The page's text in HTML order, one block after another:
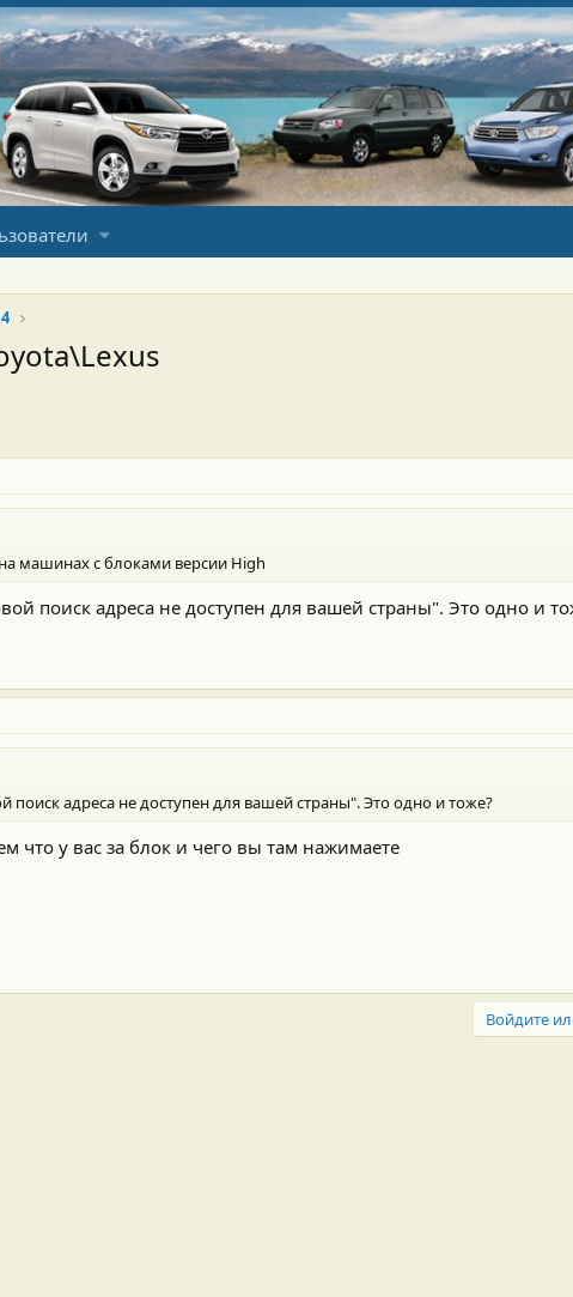
машинах с блоками версии High
поиск адреса не доступен для вашей страны". Это одно и
поиск адреса не доступен для вашей страны". Это одно и тоже?
что у вас за блок и чего вы там нажимаете
Войдите